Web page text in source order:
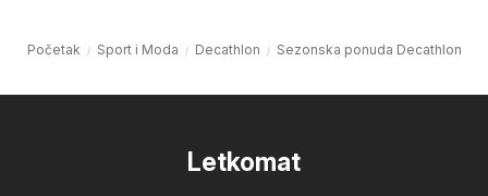
Početak Sport i Moda Decathlon Sezonska ponuda Decathlon
Letkomat